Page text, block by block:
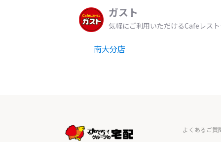
ガスト
気軽にご利用いただけるCafeレス
南大分店
よくあるご質